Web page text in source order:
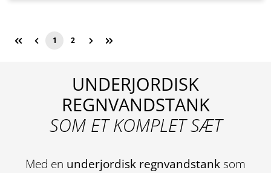
Side
1 Side
2
UNDERJORDISK
REGNVANDSTANK
SOM ET KOMPLET SÆT
Med en underjordisk regnvandstank som